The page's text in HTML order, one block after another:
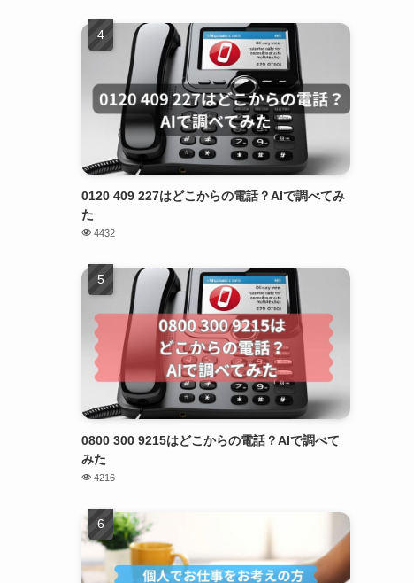
0120 409 227はどこからの電話？AIで調べてみ
た
4432
0800 300 9215はどこからの電話？AIで調べて
みた
4216